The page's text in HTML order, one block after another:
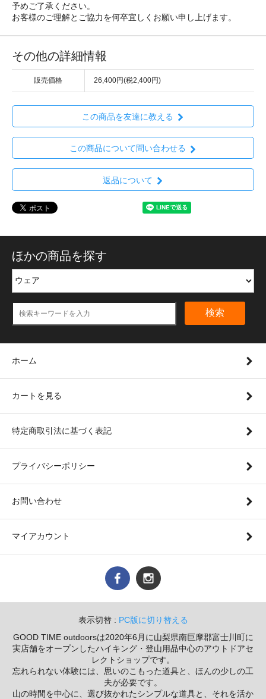
予めご了承ください。
お客様のご理解とご協力を何卒宜しくお願い申し上げます。
その他の詳細情報
販売価格 26,400円(税2,400円)
この商品を友達に教える
この商品について問い合わせる
返品について
ほかの商品を探す
検索
ホーム
カートを見る
特定商取引法に基づく表記
プライバシーポリシー
お問い合わせ
マイアカウント
表示切替 : PC版に切り替える
GOOD TIME outdoorsは2020年6月に山梨県南巨摩郡富士川町に
実店舗をオープンしたハイキング・登山用品中心のアウトドアセ
レクトショップです。
忘れられない体験には、思いのこもった道具と、ほんの少しの工
夫が必要です。
山の時間を中心に、選び抜かれたシンプルな道具と、それを活か